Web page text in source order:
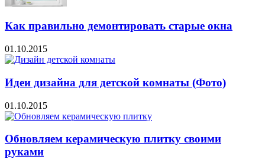
Как правильно демонтировать старые окна
01.10.2015
Идеи дизайна для детской комнаты (Фото)
01.10.2015
Обновляем керамическую плитку своими
руками